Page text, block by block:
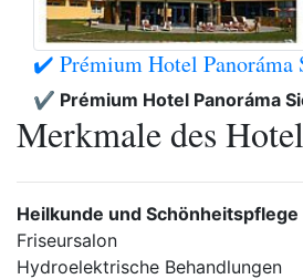
✔️ Prémium Hotel
✔️ Prémium Hotel Panoráma
Merkmale des
Heilkunde und Schönheitspflege
Friseursalon
Hydroelektrische Behandlungen